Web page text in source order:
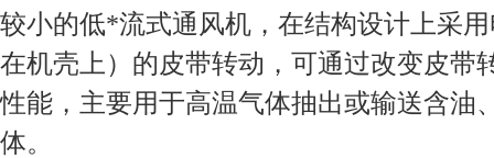
较小的低*流式通风机，在结构设计上采
在机壳上）的皮带转动，可通过改变皮带
性能，主要用于高温气体抽出或输送含油
体。